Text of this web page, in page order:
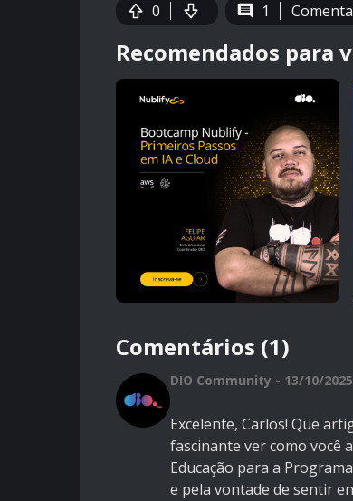
0 1
Recomendados para
Comentários (1)
DIO Community - 13/10/
Excelente, Carlos! Que
fascinante ver como você
Educação para a
e pela vontade de sentir